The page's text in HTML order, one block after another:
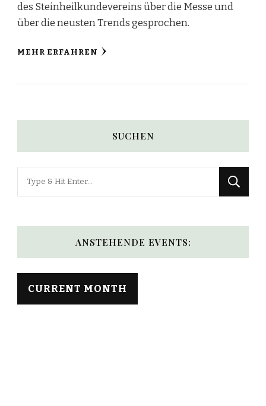
des Steinheilkundevereins über die Messe und
über die neusten Trends gesprochen.
MEHR ERFAHREN
SUCHEN
ANSTEHENDE EVENTS:
CURRENT MONTH